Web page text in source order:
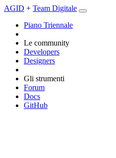
AGID + Team Digitale
Piano Triennale
Le community
Developers
Designers
Gli strumenti
Forum
Docs
GitHub